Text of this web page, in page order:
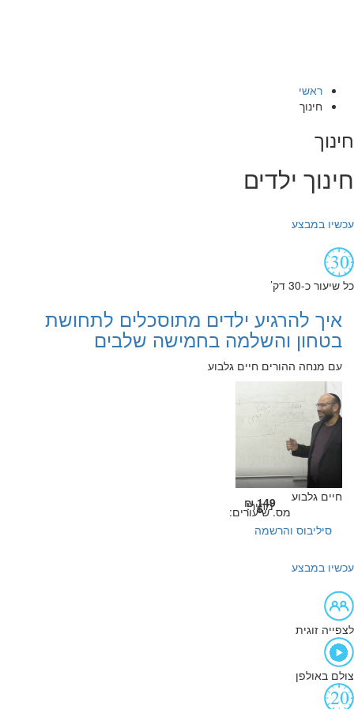
ראשי
חינוך
חינוך
חינוך ילדים
עכשיו במבצע
כל שיעור כ-30 דק’
איך להרגיע ילדים מתוסכלים לתחושת
בטחון והשלמה בחמישה שלבים
עם מנחה ההורים חיים גלבוע
חיים גלבוע
מחיר:
149 ₪
מס. שיעורים:
6
סיליבוס והרשמה
עכשיו במבצע
לצפייה זוגית
צולם באולפן